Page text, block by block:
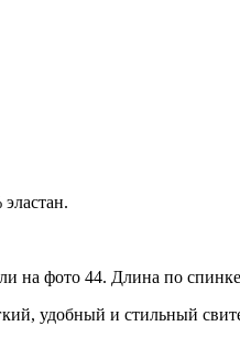
на фото 44. Длина по
удобный и стильный